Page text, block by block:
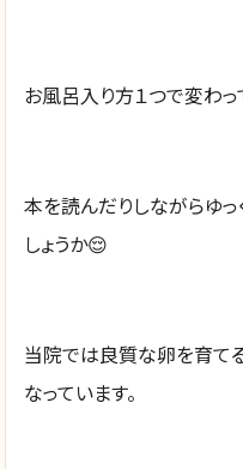
お風呂入り方１つで変わっ
本を読んだりしながらゆ
しょうか😌
当院では良質な卵を育て
なっています。